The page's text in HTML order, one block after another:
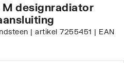
M designradiator
| artikel 7255451 | EAN